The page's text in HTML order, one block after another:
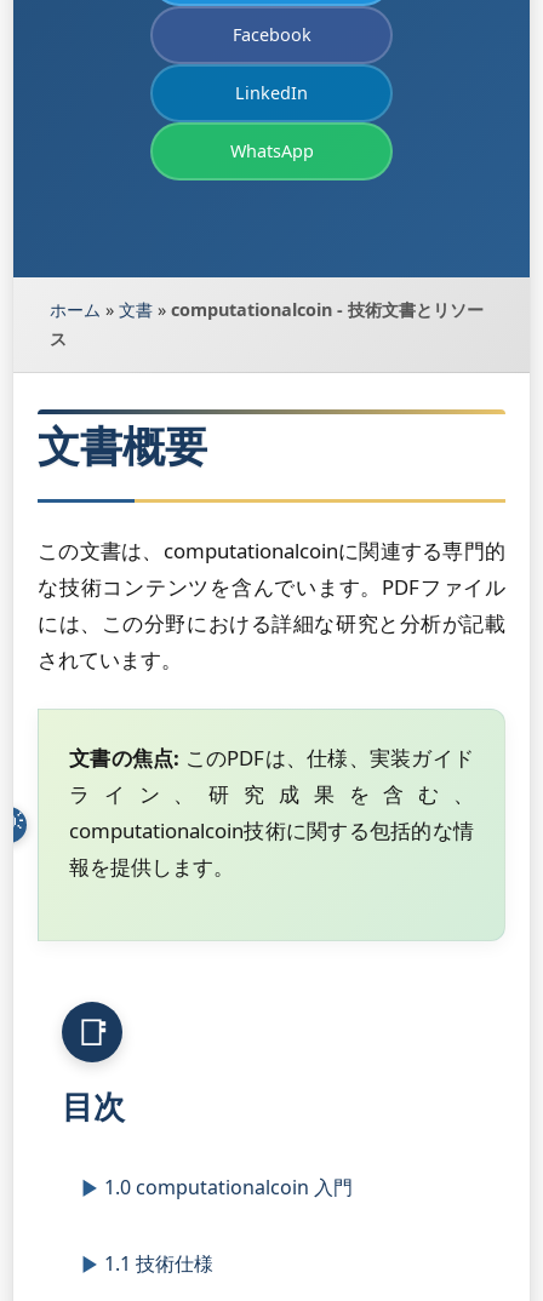
Facebook
LinkedIn
WhatsApp
ホーム » 文書 » computationalcoin - 技術文書とリソー
ス
文書概要
この文書は、computationalcoinに関連する専門的
な技術コンテンツを含んでいます。PDFファイル
には、この分野における詳細な研究と分析が記載
されています。
文書の焦点: このPDFは、仕様、実装ガイド
ライン、研究成果を含む、
computationalcoin技術に関する包括的な情
報を提供します。
目次
1.0 computationalcoin 入門
1.1 技術仕様